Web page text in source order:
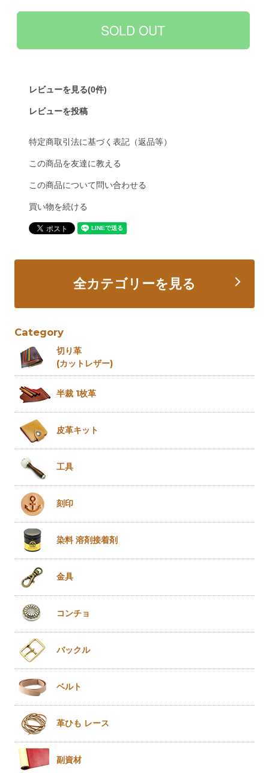
レビューを見る(0件)
レビューを投稿
特定商取引法に基づく表記（返品等）
この商品を友達に教える
この商品について問い合わせる
買い物を続ける
全カテゴリーを見る
Category
切り革
(カットレザー)
半裁 1枚革
皮革キット
工具
刻印
染料 溶剤接着剤
金具
コンチョ
バックル
ベルト
革ひも レース
副資材